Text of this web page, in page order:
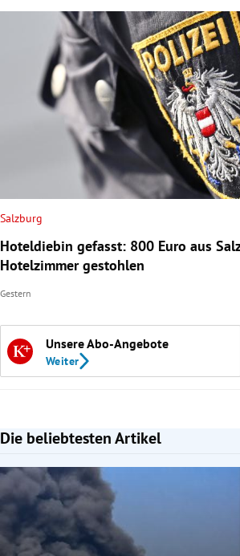
Salzburg
Hoteldiebin gefasst: 800 Euro aus
Hotelzimmer gestohlen
Gestern
Unsere Abo-Angebote
Weiter
Die beliebtesten Artikel
Slide 1 von 7